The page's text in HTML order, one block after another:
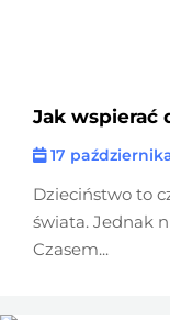
Jak wspierać
17
Dzieciństwo to
świata. Jednak
Czasem...